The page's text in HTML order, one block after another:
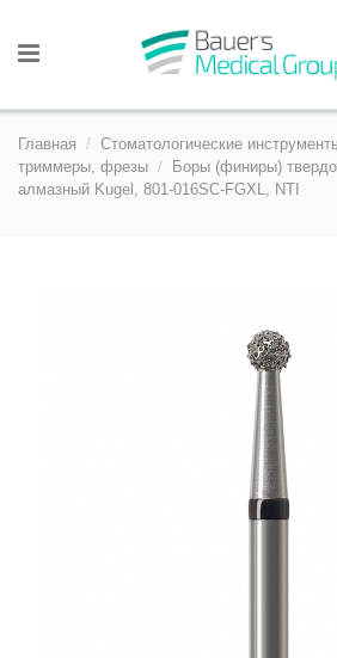
Главная Стоматологические
триммеры, фрезы
Боры (финиры)
алмазный Kugel, 801-016SC-FGXL, NTI